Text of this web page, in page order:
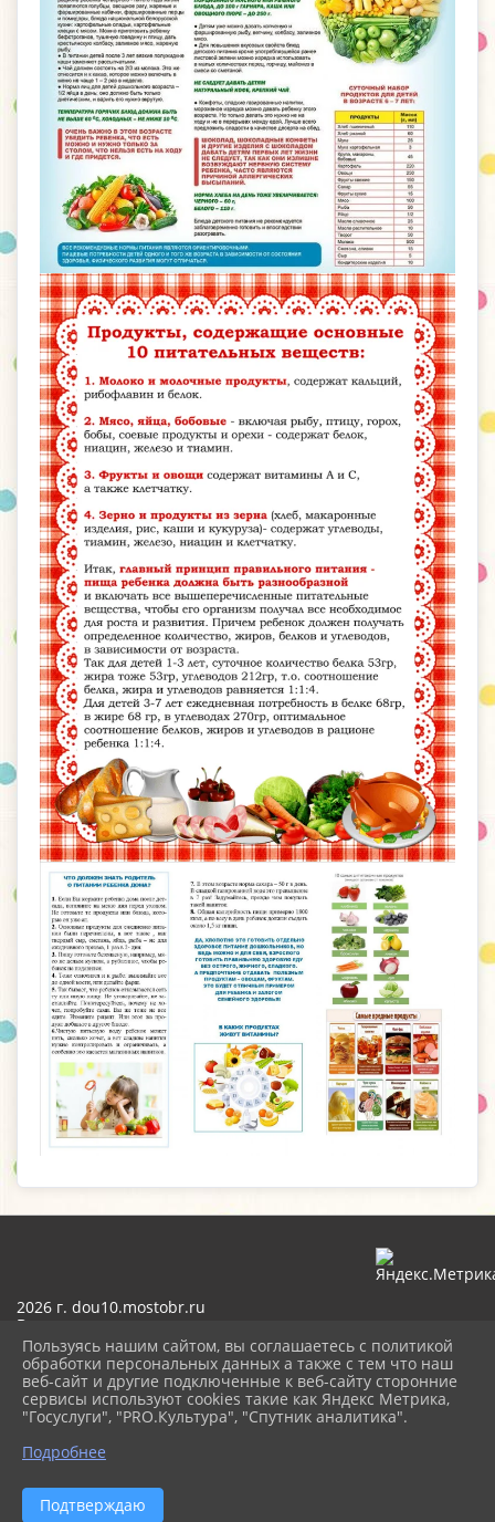
2026 г. dou10.mostobr.ru
Вход
Карта сайта
Политика обработки персональных данных
Сделано на KubCMS
Разработка и поддержка
Пользуясь нашим сайтом, вы соглашаетесь с политикой
обработки персональных данных а также с тем что наш
веб-сайт и другие подключенные к веб-сайту сторонние
сервисы используют cookies такие как Яндекс Метрика,
"Госуслуги", "PRO.Культура", "Спутник аналитика".
Подробнее
Подтверждаю